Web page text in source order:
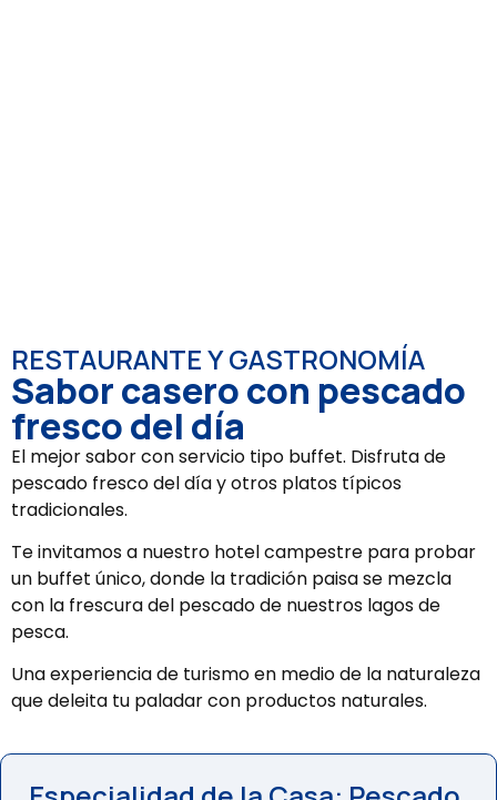
RESTAURANTE Y GASTRONOMÍA
Sabor casero con pescado
fresco del día
El mejor sabor con servicio tipo buffet. Disfruta de
pescado fresco del día y otros platos típicos
tradicionales.
Te invitamos a nuestro hotel campestre para probar
un buffet único, donde la tradición paisa se mezcla
con la frescura del pescado de nuestros lagos de
pesca.
Una experiencia de turismo en medio de la naturaleza
que deleita tu paladar con productos naturales.